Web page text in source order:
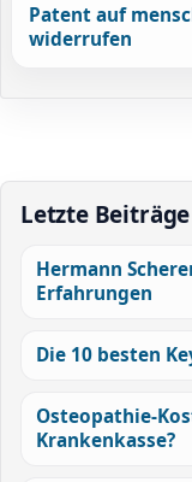
Patent auf
widerrufen
Letzte Beiträge
Hermann
Erfahrungen
Die 10 besten
Osteopathie-
Krankenkasse?